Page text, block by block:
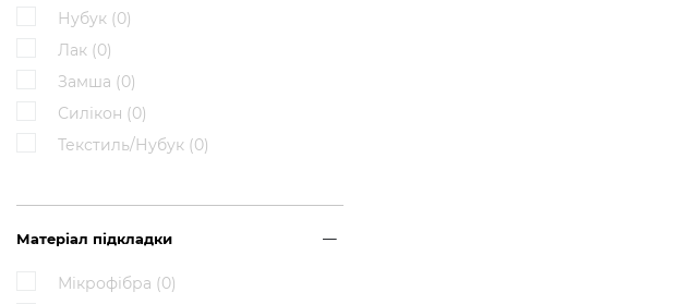
Нубук (0)
Лак (0)
Замша (0)
Силікон (0)
Текстиль/Нубук (0)
Матеріал підкладки
Мікрофібра (0)